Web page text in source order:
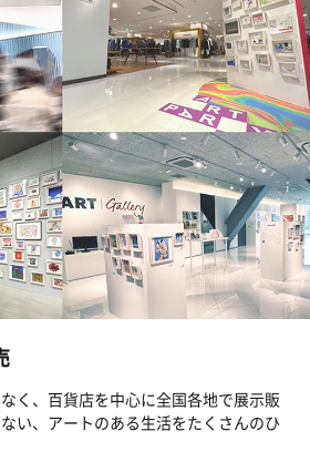
く、百貨店を中心に全国各地で展示販
い、アートのある生活をたくさんのひ